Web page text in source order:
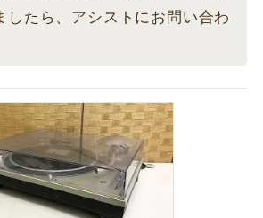
したら、アシストにお問い合わ